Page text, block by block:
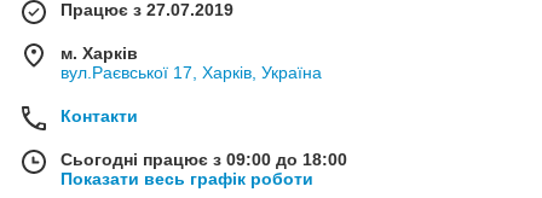
Працює з 27.07.2019
м. Харків
вул.Раєвської 17, Харків, Україна
Контакти
Сьогодні працює з 09:00 до 18:00
Показати весь графік роботи